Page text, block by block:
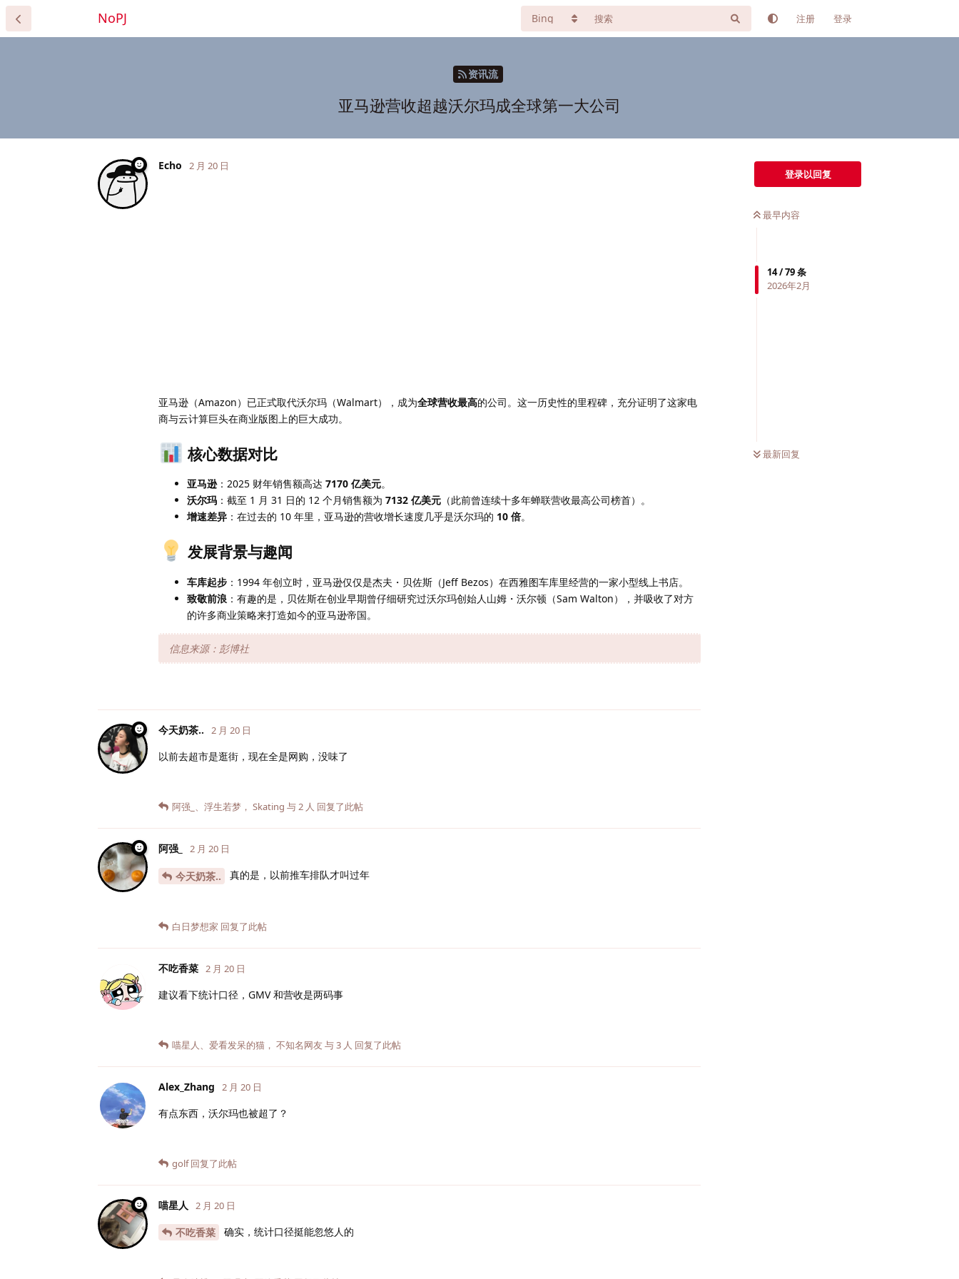
NoPJ 注册 登录
资讯流
亚马逊营收超越沃尔玛成全球第一大公司
登录以回复
最早内容
14/79条
2026年2月
最新回复
Echo 2 月 20 日
亚马逊（Amazon）已正式取代沃尔玛（Walmart），成为全球营收最高的公司。这一历史性的里程碑，充分证明了这家电
商与云计算巨头在商业版图上的巨大成功。
核心数据对比
亚马逊：2025 财年销售额高达 7170 亿美元。
沃尔玛 ：截至 1 月 31 日的 12 个月销售额为 7132 亿美元 （此前曾连续十多年蝉联营收最高公司榜首）。
增速差异 ：在过去的 10 年里，亚马逊的营收增长速度几乎是沃尔玛的 10 倍。
发展背景与趣闻
车库起步 ：1994 年创立时，亚马逊仅仅是杰夫・贝佐斯（Jeff Bezos）在西雅图车库里经营的一家小型线上书店。
致敬前浪 ：有趣的是，贝佐斯在创业早期曾仔细研究过沃尔玛创始人山姆・沃尔顿（Sam Walton），并吸收了对方
的许多商业策略来打造如今的亚马逊帝国。
信息来源：彭博社
今天奶茶.. 2 月 20 日
以前去超市是逛街，现在全是网购，没味了
阿强_ 、 浮生若梦 ， Skating 与2 人 回复了此帖
阿强_ 2 月 20 日
今天奶茶.. 真的是，以前推车排队才叫过年
白日梦想家 回复了此帖
不吃香菜 2 月 20 日
建议看下统计口径，GMV 和营收是两码事
喵星人
爱看发呆的猫 ， 不知名网友与3 人 回复了此帖
Alex_Zhang 2 月 20 日
有点东西，沃尔玛也被超了？
golf回复了此帖
喵星人 2 月 20 日
不吃香菜 确实，统计口径挺能忽悠人的